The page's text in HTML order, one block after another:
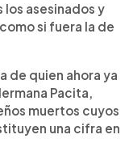
asesinados y
si fuera la de
de quien ahora ya
Pacita,
muertos cuyos
una cifra en